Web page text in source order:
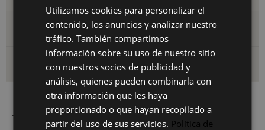
Detalles del producto
Envío y devoluciones
También le puede interesar
SPANISH
ES
PT
Utilizamos cookies para personalizar el
contenido, los anuncios y analizar nuestro
tráfico. También compartimos
información sobre su uso de nuestro sitio
con nuestros socios de publicidad y
análisis, quienes pueden combinarla con
otra información que les haya
proporcionado o que hayan recopilado a
partir del uso de sus servicios. Política de